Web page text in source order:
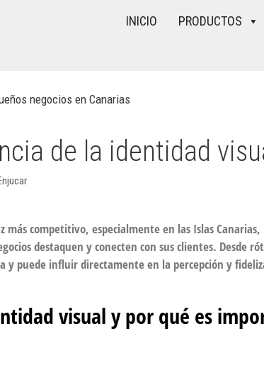
INICIO PRODUCTOS
de la identidad
más competitivo, especialmente en las Islas
destaquen y conecten con sus clientes.
y puede influir directamente en la percepción y
visual y por qué es